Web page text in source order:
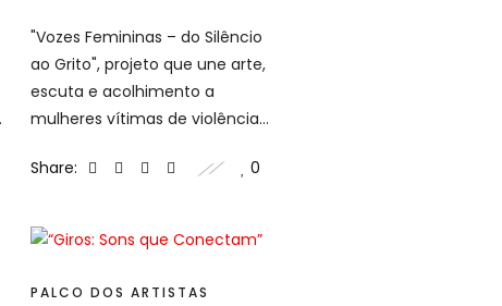
"Vozes Femininas – do Silêncio
ao Grito", projeto que une arte,
escuta e acolhimento a
mulheres vítimas de violência
Share:
0
PALCO DOS ARTISTAS